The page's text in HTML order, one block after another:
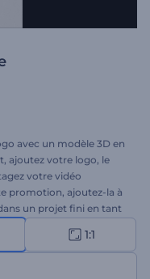
avec un modèle 3D en
ajoutez votre logo, le
votre vidéo
promotion, ajoutez-la à
un projet fini en tant
1:1